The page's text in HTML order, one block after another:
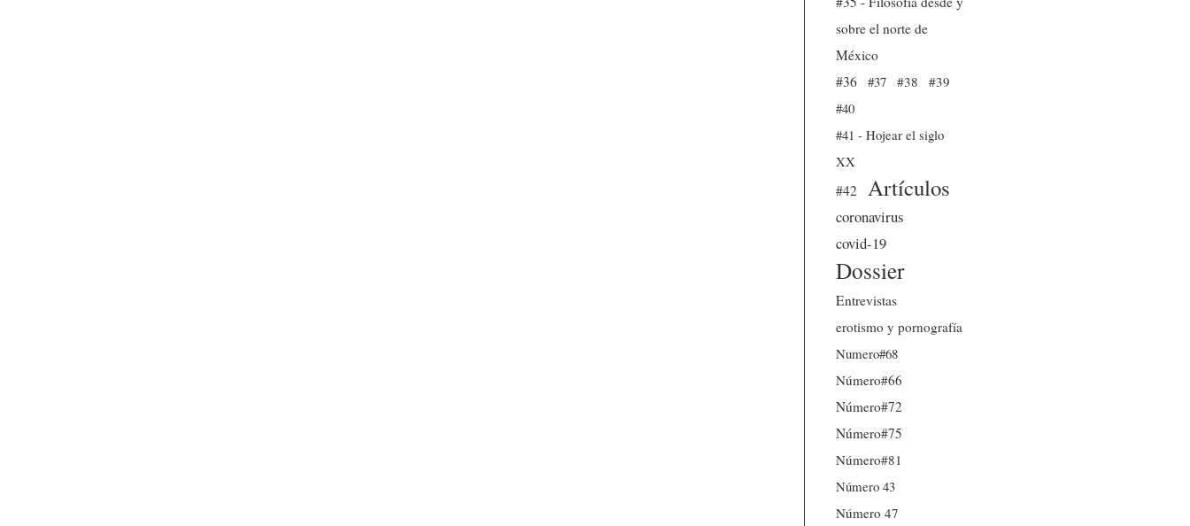
sobre el norte de
México
#36
#37 #38
#39
#40
#41 - Hojear el siglo
XX
#42
Artículos
coronavirus
covid-19
Dossier
Entrevistas
erotismo y pornografía
Numero#68
Número#66
Número#72
Número#75
Número#81
Número 43
Número 47